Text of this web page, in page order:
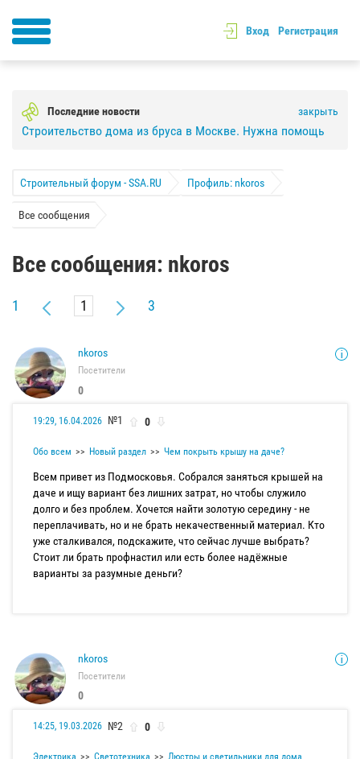
Вход Регистрация
Последние новости закрыть
Строительство дома из бруса в Москве. Нужна помощь
Строительный форум - SSA.RU Профиль: nkoros
Все сообщения
Все сообщения: nkoros
1 3
nkoros
Посетители
0
19:29, 16.04.2026 №1 0
Обо всем Новый раздел Чем покрыть крышу на даче?
Всем привет из Подмосковья. Собрался заняться крышей на
даче и ищу вариант без лишних затрат, но чтобы служило
долго и без проблем. Хочется найти золотую середину - не
переплачивать, но и не брать некачественный материал. Кто
уже сталкивался, подскажите, что сейчас лучше выбрать?
Стоит ли брать профнастил или есть более надёжные
варианты за разумные деньги?
nkoros
Посетители
0
14:25, 19.03.2026 №2 0
Электрика Светотехника Люстры и светильники для дома